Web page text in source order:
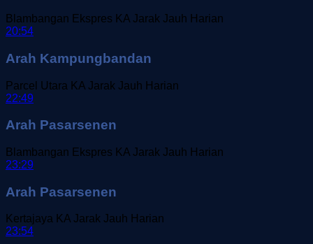
Blambangan Ekspres KA Jarak Jauh Harian
20:54
Arah Kampungbandan
Parcel Utara KA Jarak Jauh Harian
22:49
Arah Pasarsenen
Blambangan Ekspres KA Jarak Jauh Harian
23:29
Arah Pasarsenen
Kertajaya KA Jarak Jauh Harian
23:54